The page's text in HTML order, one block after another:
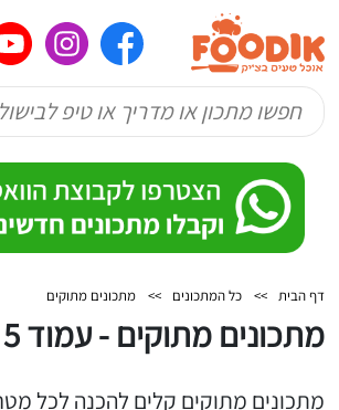
דף הבית >> כל המתכונים >> מתכונים מתוקים
מתכונים מתוקים - עמוד 5
מתכונים מתוקים קלים להכנה לכל